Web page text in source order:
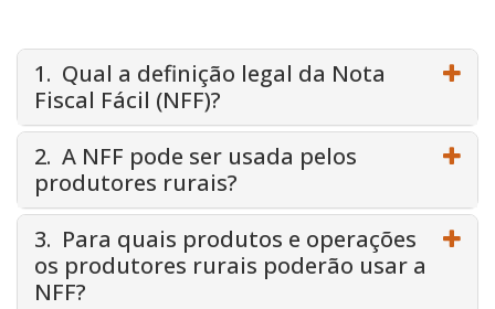
1. Qual a definição legal da Nota
Fiscal Fácil (NFF)?
2. A NFF pode ser usada pelos
produtores rurais?
3. Para quais produtos e operações
os produtores rurais poderão usar a
NFF?